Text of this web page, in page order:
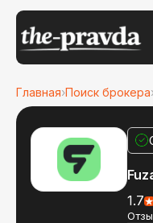
Главная›Поиск брокера
1.7